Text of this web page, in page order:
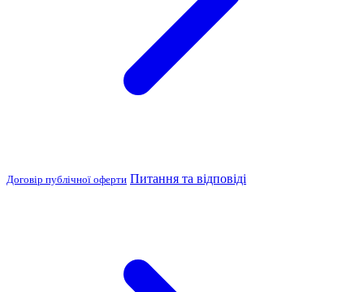
Договір публічної оферти Питання та відповіді